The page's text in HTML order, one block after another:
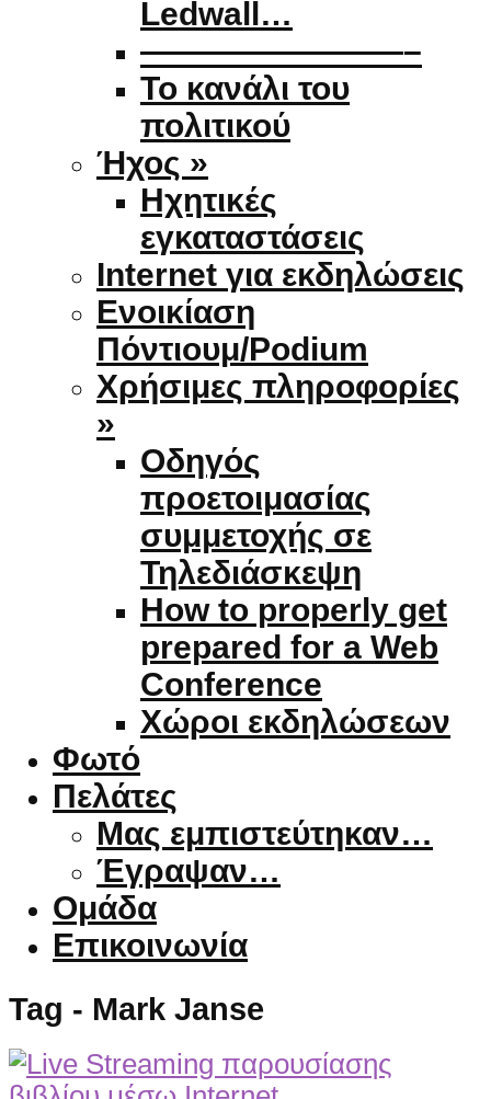
Ledwall…
————————–
Το κανάλι του
πολιτικού
Ήχος »
Ηχητικές
εγκαταστάσεις
Internet για εκδηλώσεις
Ενοικίαση
Πόντιουμ/Podium
Χρήσιμες πληροφορίες
»
Οδηγός
προετοιμασίας
συμμετοχής σε
Τηλεδιάσκεψη
How to properly get
prepared for a Web
Conference
Χώροι εκδηλώσεων
Φωτό
Πελάτες
Μας εμπιστεύτηκαν…
Έγραψαν…
Ομάδα
Επικοινωνία
Tag - Mark Janse